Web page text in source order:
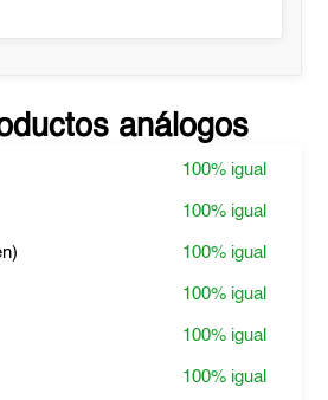
análogos
100% igual
100% igual
100% igual
100% igual
100% igual
100% igual